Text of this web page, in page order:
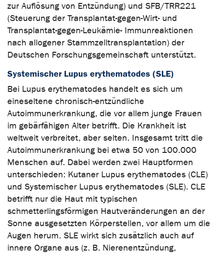
zur Auflösung von Entzündung) und SFB/TRR221
(Steuerung der Transplantat-gegen-Wirt- und
Transplantat-gegen-Leukämie- Immunreaktionen
nach allogener Stammzelltransplantation) der
Deutschen Forschungsgemeinschaft unterstützt.
Systemischer Lupus erythematodes (SLE)
Bei Lupus erythematodes handelt es sich um
eineseltene chronisch-entzündliche
Autoimmunerkrankung, die vor allem junge Frauen
im gebärfähigen Alter betrifft. Die Krankheit ist
weltweit verbreitet, aber selten. Insgesamt tritt die
Autoimmunerkrankung bei etwa 50 von 100.000
Menschen auf. Dabei werden zwei Hauptformen
unterschieden: Kutaner Lupus erythematodes (CLE)
und Systemischer Lupus erythematodes (SLE). CLE
betrifft nur die Haut mit typischen
schmetterlingsförmigen Hautveränderungen an der
Sonne ausgesetzten Körperstellen, vor allem um die
Augen herum. SLE wirkt sich zusätzlich auch auf
innere Organe aus (z. B. Nierenentzündung,